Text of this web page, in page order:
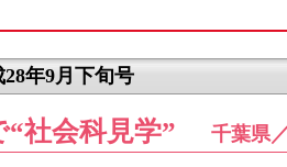
年9月下旬号
社会科見学” 千葉県